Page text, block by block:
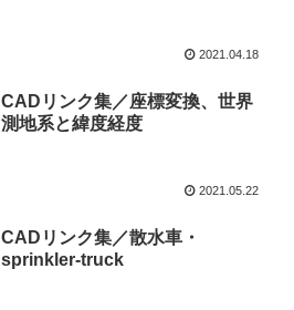
2021.04.18
CADリンク集／座標変換、世界
測地系と緯度経度
2021.05.22
CADリンク集／散水車・
sprinkler-truck